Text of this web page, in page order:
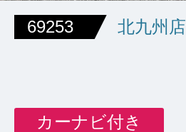
69253 北九州店
カーナビ付き